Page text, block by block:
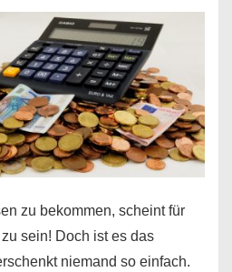
zu bekommen, scheint für
sein! Doch ist es das
niemand so einfach.